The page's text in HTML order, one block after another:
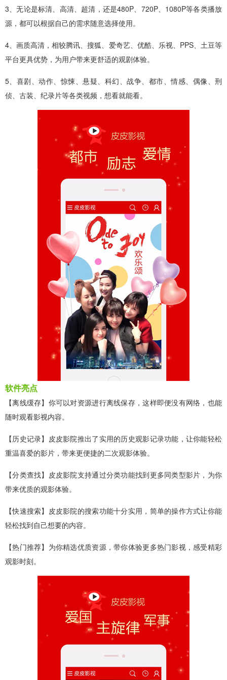
3、无论是标清、高清、超清，还是480P、720P、1080P等各类播放
源，都可以根据自己的需求随意选择使用。
4、画质高清，相较腾讯、搜狐、爱奇艺、优酷、乐视、PPS、土豆等
平台更具优势，为用户带来更舒适的观剧体验。
5、喜剧、动作、惊悚、悬疑、科幻、战争、都市、情感、偶像、刑
侦、古装、纪录片等各类视频，想看就能看。
软件亮点
【离线缓存】你可以对资源进行离线保存，这样即便没有网络，也能
随时观看影视内容。
【历史记录】皮皮影院推出了实用的历史观影记录功能，让你能轻松
重温喜爱的影片，带来更便捷的二次观影体验。
【分类查找】皮皮影院支持通过分类功能找到更多同类型影片，为你
带来优质的观影体验。
【快速搜索】皮皮影院的搜索功能十分实用，简单的操作方式让你能
轻松找到自己想要的内容。
【热门推荐】为你精选优质资源，带你体验更多热门影视，感受精彩
观影时刻。